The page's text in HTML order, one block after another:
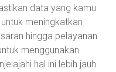
data yang kamu
meningkatkan
hingga pelayanan
menggunakan
hal ini lebih jauh